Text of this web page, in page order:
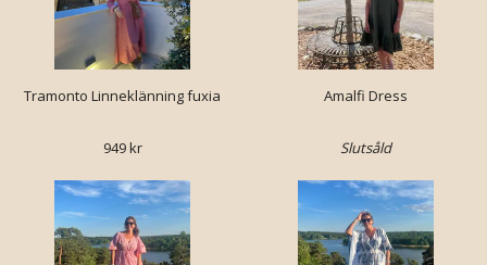
Tramonto Linneklänning fuxia
949 kr
Amalfi Dress
Slutsåld